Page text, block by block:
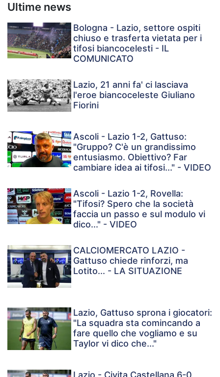
Ultime news
Bologna - Lazio, settore ospiti
chiuso e trasferta vietata per i
tifosi biancocelesti - IL
COMUNICATO
Lazio, 21 anni fa' ci lasciava
l'eroe biancoceleste Giuliano
Fiorini
Ascoli - Lazio 1-2, Gattuso:
"Gruppo? C'è un grandissimo
entusiasmo. Obiettivo? Far
cambiare idea ai tifosi..." - VIDEO
Ascoli - Lazio 1-2, Rovella:
"Tifosi? Spero che la società
faccia un passo e sul modulo vi
dico..." - VIDEO
CALCIOMERCATO LAZIO -
Gattuso chiede rinforzi, ma
Lotito... - LA SITUAZIONE
Lazio, Gattuso sprona i giocatori:
"La squadra sta comincando a
fare quello che vogliamo e su
Taylor vi dico che..."
Lazio - Civita Castellana 6-0,